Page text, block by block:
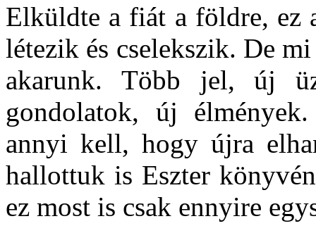
Elküldte a fiát a földre, ez
létezik és cselekszik. De
akarunk. Több jel, új
gondolatok, új
annyi kell, hogy újra
hallottuk is Eszter
ez most is csak ennyire